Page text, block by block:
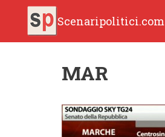
Scenaripolitici.com
MAR